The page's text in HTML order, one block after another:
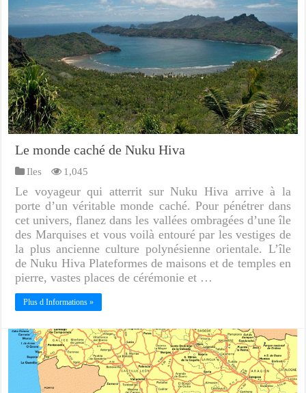
Le monde caché de Nuku Hiva
Iles 1,045
Le voyageur qui atterrit sur Nuku Hiva arrive à la
porte d’un véritable monde caché. Pour pénétrer dans
cet univers, flanez dans les vallées ombragées d’une île
des Marquises et vous voilà entouré par les vestiges de
la plus ancienne culture polynésienne orientale. L’île
de Nuku Hiva Plateformes de maisons et de temples en
pierre, vastes places de cérémonie et …
Plus d Informations »